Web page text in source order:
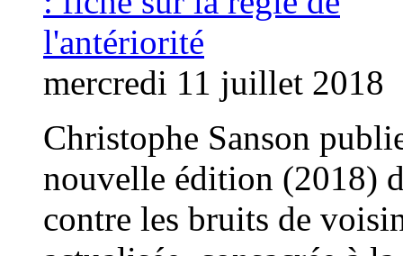
mercredi 11 juillet 2018
Christophe Sanson
nouvelle édition (2018)
contre les bruits de